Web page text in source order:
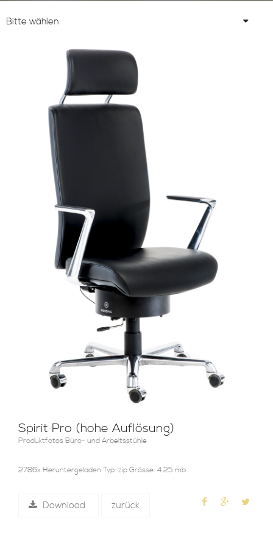
Bitte wählen
Spirit Pro (hohe Auflösung)
Produktfotos Büro- und Arbeitsstühle
2786x Heruntergeladen Typ: zip Grösse: 4.25 mb
Download zurück